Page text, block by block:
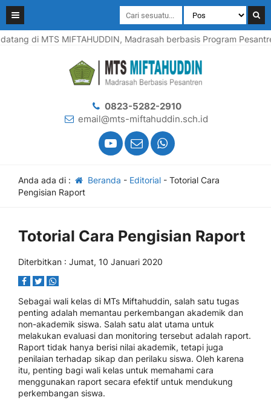
di MTS MIFTAHUDDIN, Madrasah berbasis Program
0823-5282-2910
email@mts-miftahuddin.sch.id
Anda ada di : Beranda - Editorial- Totorial Cara
Pengisian Raport
Totorial Cara Pengisian Raport
Diterbitkan : Jumat, 10 Januari 2020
Sebagai wali kelas di MTs Miftahuddin, salah satu tugas
penting adalah memantau perkembangan akademik dan
non-akademik siswa. Salah satu alat utama untuk
melakukan evaluasi dan monitoring tersebut adalah raport.
Raport tidak hanya berisi nilai akademik, tetapi juga
penilaian terhadap sikap dan perilaku siswa. Oleh karena
itu, penting bagi wali kelas untuk memahami cara
menggunakan raport secara efektif untuk mendukung
perkembangan siswa.